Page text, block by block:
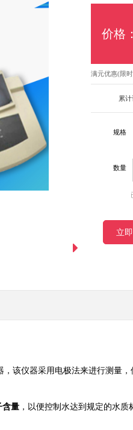
价格：
满元优惠(限时
累计
规格
数量
立
该仪器采用电极法来进行测量
含量 ，以便控制水达到规定的水质